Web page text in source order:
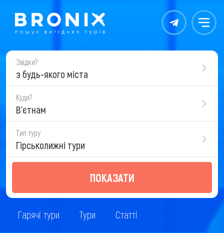
Контакты Меню
Звідки?
з будь-якого міста
Куди?
В'єтнам
Тип туру
Гірськолижні тури
ПОКАЗАТИ
Гарячі тури Тури Статті